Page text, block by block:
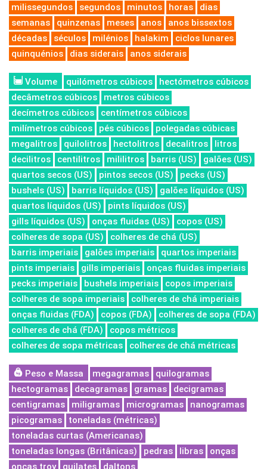
milissegundos
segundos minutos horas
dias
semanas
quinzenas meses anos
anos bissextos
décadas
séculos milénios halakim
ciclos lunares
quinquénios
dias siderais anos siderais
Volume quilómetros cúbicos
hectómetros cúbicos
decâmetros cúbicos
metros cúbicos
decímetros cúbicos
centímetros cúbicos
milímetros cúbicos
pés cúbicos
polegadas cúbicas
megalitros
quilolitros hectolitros decalitros
litros
decilitros
centilitros mililitros barris (US)
galões (US)
quartos secos (US)
pintos secos (US)
pecks (US)
bushels (US)
barris líquidos (US)
galões líquidos (US)
quartos líquidos (US)
pints líquidos (US)
gills líquidos (US)
onças fluidas (US)
copos (US)
colheres de sopa (US)
colheres de chá (US)
barris imperiais
galões imperiais
quartos imperiais
pints imperiais
gills imperiais
onças fluidas imperiais
pecks imperiais
bushels imperiais
copos imperiais
colheres de sopa imperiais
colheres de chá imperiais
onças fluidas (FDA)
copos (FDA)
colheres de sopa (FDA)
colheres de chá (FDA)
copos métricos
colheres de sopa métricas
colheres de chá métricas
Peso e Massa megagramas
quilogramas
hectogramas
decagramas gramas
decigramas
centigramas
miligramas microgramas
nanogramas
picogramas
toneladas (métricas)
toneladas curtas (Americanas)
toneladas longas (Britânicas)
pedras libras
onças
onças troy
quilates daltons